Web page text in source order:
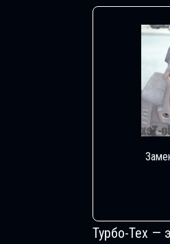
Турбо-Тех —